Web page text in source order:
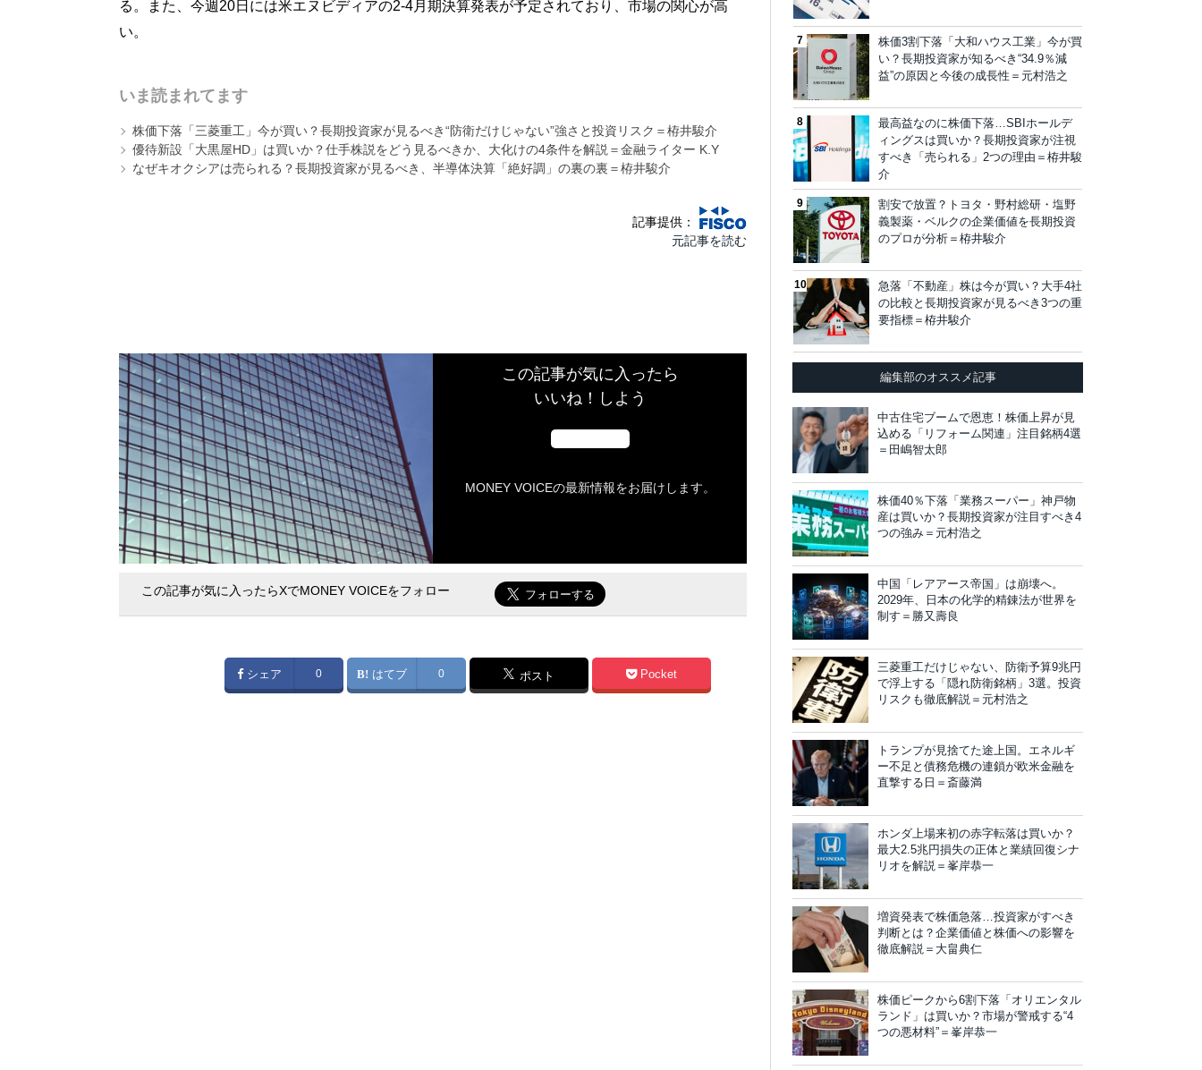
る。また、今週20日には米エヌビディアの2-4月期決算発表が予定されており、市場の関心が高
い。
いま読まれてます
株価下落「三菱重工」今が買い？長期投資家が見るべき“防衛だけじゃない”強さと投資リスク＝栫井駿介
優待新設「大黒屋HD」は買いか？仕手株説をどう見るべきか、大化けの4条件を解説＝金融ライター K.Y
なぜキオクシアは売られる？長期投資家が見るべき、半導体決算「絶好調」の裏の裏＝栫井駿介
記事提供：
元記事を読む
この記事が気に入ったら
いいね！しよう
MONEY VOICEの最新情報をお届けします。
この記事が気に入ったらXでMONEY VOICEをフォロー
シェア 0 はてブ 0 ポスト Pocket
株価3割下落「大和ハウス工業」今が買
い？長期投資家が知るべき“34.9％減
益”の原因と今後の成長性＝元村浩之
最高益なのに株価下落…SBIホールデ
ィングスは買いか？長期投資家が注視
すべき「売られる」2つの理由＝栫井駿
介
割安で放置？トヨタ・野村総研・塩野
義製薬・ベルクの企業価値を長期投資
のプロが分析＝栫井駿介
急落「不動産」株は今が買い？大手4社
の比較と長期投資家が見るべき3つの重
要指標＝栫井駿介
編集部のオススメ記事
中古住宅ブームで恩恵！株価上昇が見
込める「リフォーム関連」注目銘柄4選
＝田嶋智太郎
株価40％下落「業務スーパー」神戸物
産は買いか？長期投資家が注目すべき4
つの強み＝元村浩之
中国「レアアース帝国」は崩壊へ。
2029年、日本の化学的精錬法が世界を
制す＝勝又壽良
三菱重工だけじゃない、防衛予算9兆円
で浮上する「隠れ防衛銘柄」3選。投資
リスクも徹底解説＝元村浩之
トランプが見捨てた途上国。エネルギ
ー不足と債務危機の連鎖が欧米金融を
直撃する日＝斎藤満
ホンダ上場来初の赤字転落は買いか？
最大2.5兆円損失の正体と業績回復シナ
リオを解説＝峯岸恭一
増資発表で株価急落…投資家がすべき
判断とは？企業価値と株価への影響を
徹底解説＝大畠典仁
株価ピークから6割下落「オリエンタル
ランド」は買いか？市場が警戒する“4
つの悪材料”＝峯岸恭一